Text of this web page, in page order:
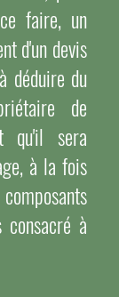
faire, un
d'un devis
déduire du
de
qu'il sera
à la fois
à